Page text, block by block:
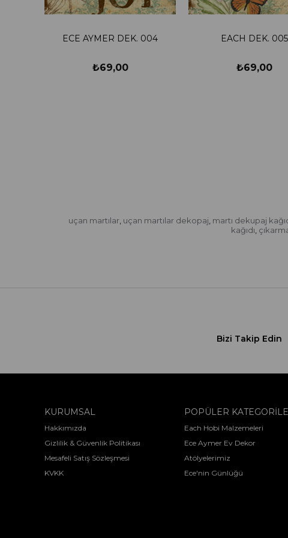
ECE AYMER DEK. 004
₺69,00
EACH DEK. 005
₺69,00
uçan martılar, uçan martılar dekopaj, martı dekupaj
kağıdı,
Bizi Takip Edin
KURUMSAL
Hakkımızda
Gizlilik & Güvenlik Politikası
Mesafeli Satış Sözleşmesi
KVKK
POPÜLER
Each Hobi Malzemeleri
Ece Aymer Ev Dekor
Atölyelerimiz
Ece'nin Günlüğü